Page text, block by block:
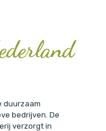
duurzaam
bedrijven. De
verzorgt in